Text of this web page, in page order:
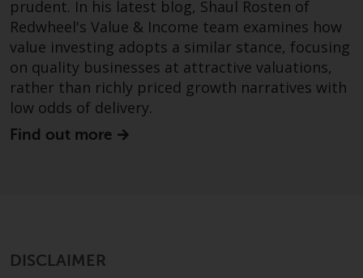
Informationen auf dieser Website
ergibt.
Datenschutz und Privatsphäre
Soweit Informationen, die Sie
seine Vertreter und andere Dritte
prudent. In his latest blog, Shaul Rosten of
Redwheel's Value & Income team examines how
value investing adopts a similar stance, focusing
on quality businesses at attractive valuations,
rather than richly priced growth narratives with
low odds of delivery.
Find out more
DISCLAIMER